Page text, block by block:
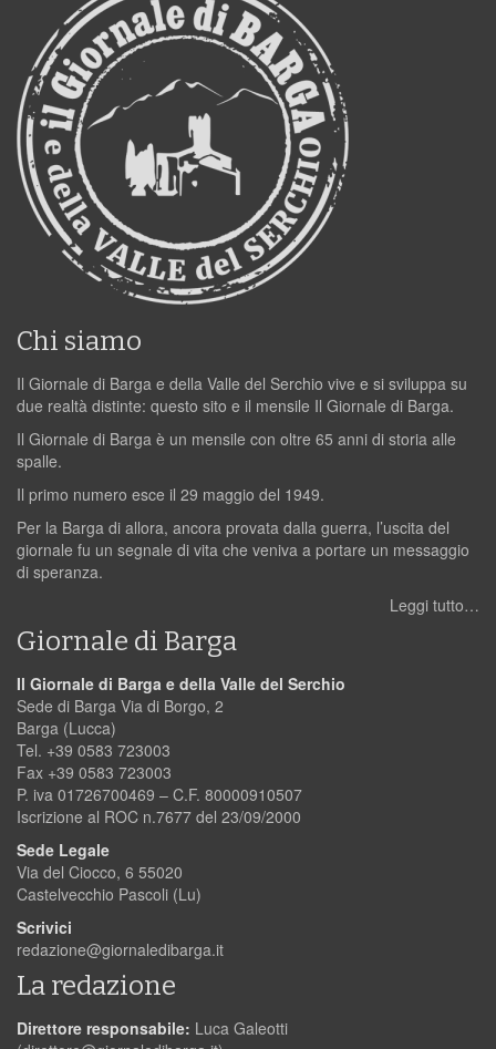
Chi siamo
Il Giornale di Barga e della Valle del Serchio vive e si sviluppa su
due realtà distinte: questo sito e il mensile Il Giornale di Barga.
Il Giornale di Barga è un mensile con oltre 65 anni di storia alle
spalle.
Il primo numero esce il 29 maggio del 1949.
Per la Barga di allora, ancora provata dalla guerra, l’uscita del
giornale fu un segnale di vita che veniva a portare un messaggio
di speranza.
Leggi tutto…
Giornale di Barga
Il Giornale di Barga e della Valle del Serchio
Sede di Barga Via di Borgo, 2
Barga (Lucca)
Tel. +39 0583 723003
Fax +39 0583 723003
P. iva 01726700469 – C.F. 80000910507
Iscrizione al ROC n.7677 del 23/09/2000
Sede Legale
Via del Ciocco, 6 55020
Castelvecchio Pascoli (Lu)
Scrivici
redazione@giornaledibarga.it
La redazione
Direttore responsabile: Luca Galeotti